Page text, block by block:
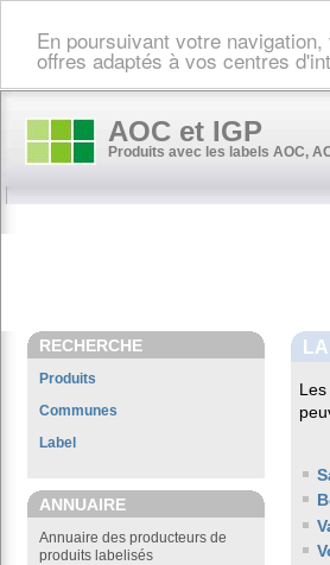
En poursuivant votre
offres adaptés à vos centres
AOC et IGP
Produits avec les labels AOC,
RECHERCHE
Produits
Communes
Label
ANNUAIRE
Annuaire des producteurs de
produits labelisés